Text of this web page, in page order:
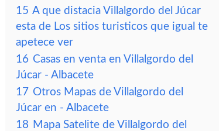
15 A que distacia Villalgordo del Júcar
esta de Los sitios turisticos que igual te
apetece ver
16 Casas en venta en Villalgordo del
Júcar - Albacete
17 Otros Mapas de Villalgordo del
Júcar en - Albacete
18 Mapa Satelite de Villalgordo del